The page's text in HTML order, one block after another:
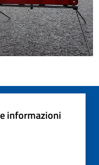
informazioni